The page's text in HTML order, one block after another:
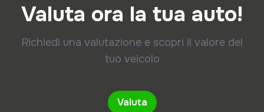
Valuta ora la tua auto!
Richiedi una valutazione e scopri il valore del
tuo veicolo
Valuta